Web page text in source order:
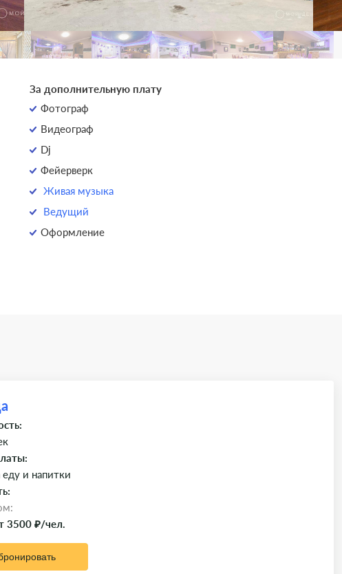
За дополнительную плату
Фотограф
Видеограф
Dj
Фейерверк
Живая музыка
Ведущий
Оформление
еду и напитки
3500 ₽/чел.